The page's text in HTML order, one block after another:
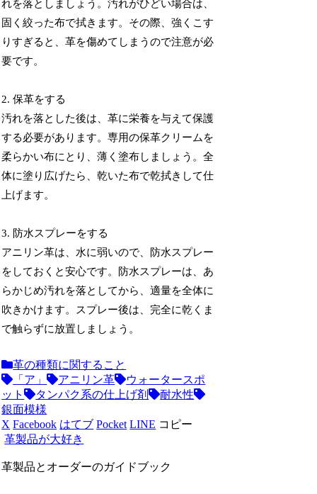
れを落としましょう。汚れがひどい場合は、
固く絞った布で拭きます。その際、強くこす
りすぎると、革を傷めてしまうので注意が必
要です。
2. 保革をする
汚れを落とした後は、革に栄養を与えて保護
する必要があります。専用の保革クリームを
柔らかい布にとり、薄く塗布しましょう。全
体に塗り広げたら、乾いた布で乾拭きして仕
上げます。
3. 防水スプレーをする
アニリン革は、水に弱いので、防水スプレー
をしておくと安心です。防水スプレーは、あ
らかじめ汚れを落としてから、適量を全体に
吹きかけます。スプレー後は、完全に乾くま
で触らずに放置しましょう。
革の種類に関すること
「ア」
アニリン革
ウォータースポ
ット
タンパク系の仕上げ剤
耐水性
銀面模様
X Facebook はてブ Pocket LINE コピー
革製品が大好き
革製品とオーダーのガイドブック